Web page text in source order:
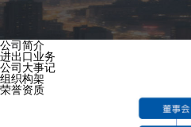
公司简介
进出口业务
公司大事记
组织构架
荣誉资质